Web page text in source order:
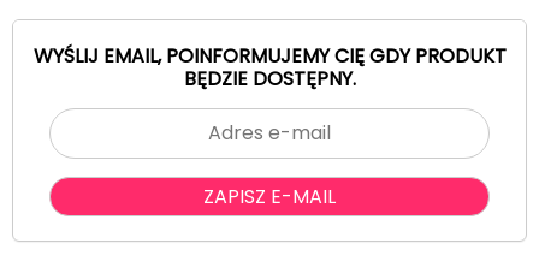
WYŚLIJ EMAIL, POINFORMUJEMY CIĘ GDY PRODUKT
BĘDZIE DOSTĘPNY.